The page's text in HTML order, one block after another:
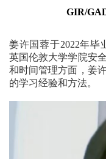
GIR/
姜许国蓉于2022年毕
英国伦敦大学学院安
和时间管理方面，姜
的学习经验和方法。